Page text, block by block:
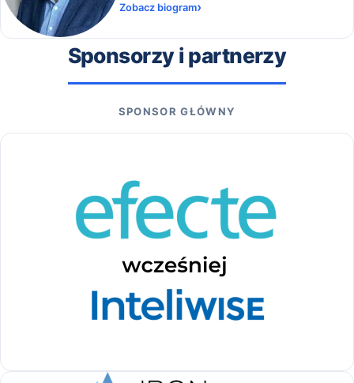
Zobacz biogram
Sponsorzy i partnerzy
SPONSOR GŁÓWNY